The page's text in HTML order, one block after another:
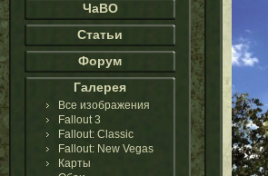
ЧаВО
Статьи
Форум
Галерея
Все изображения
Fallout 3
Fallout: Classic
Fallout: New Vegas
Карты